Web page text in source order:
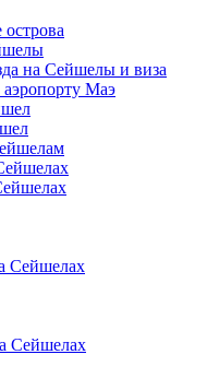
на Сейшелы и виза
Маэ
Сейшелах
Сейшелах